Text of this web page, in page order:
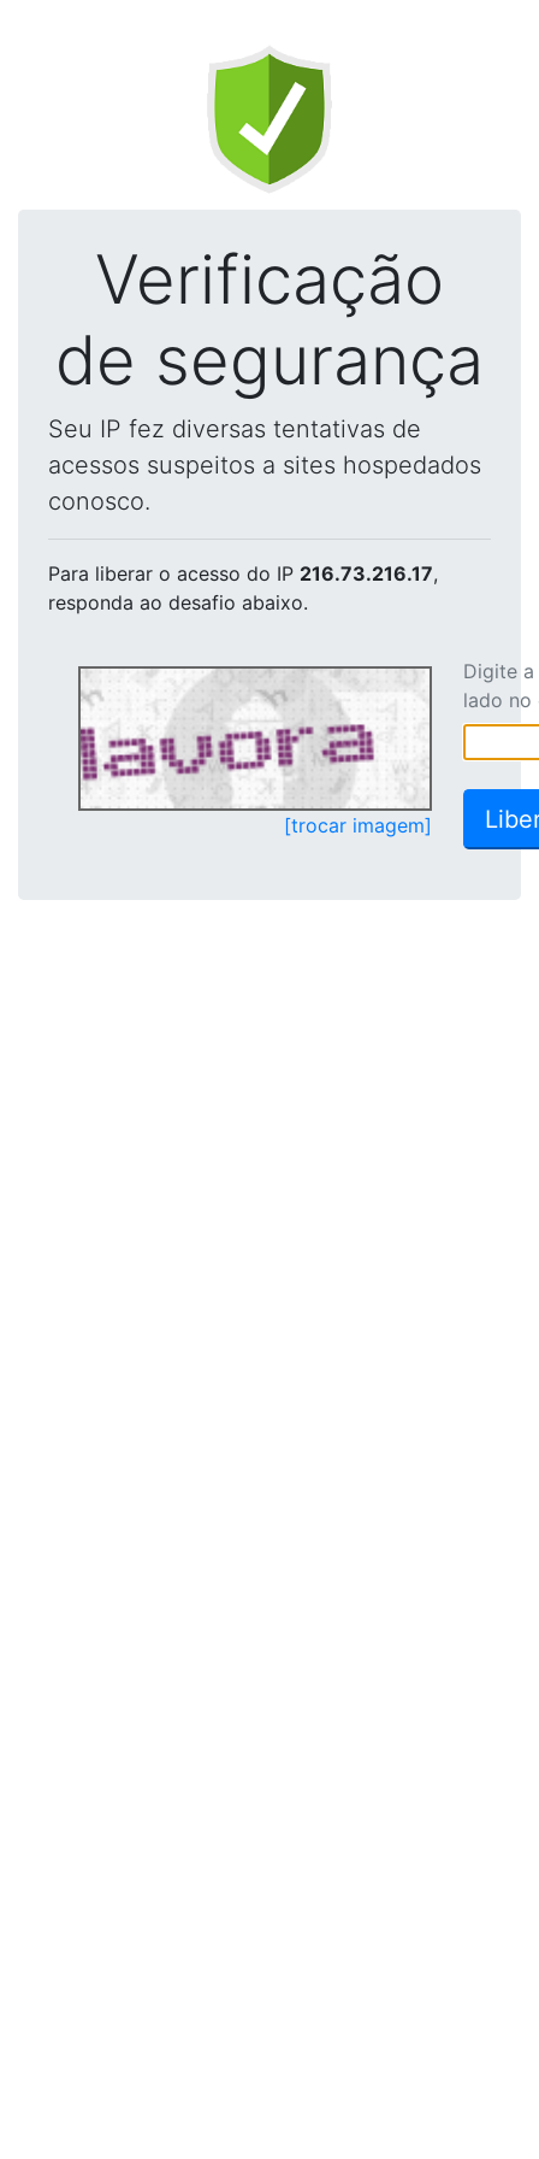
Verificação
de segurança
Seu IP fez diversas tentativas de
acessos suspeitos a sites hospedados
conosco.
Para liberar o acesso do IP 216.73.216.17,
responda ao desafio abaixo.
[trocar imagem]
Digite
lado no